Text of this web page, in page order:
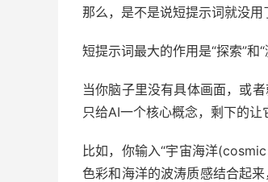
那么，是不是说短提示词就没用
短提示词最大的作用是“探索”和“
当你脑子里没有具体画面，或
只给AI一个核心概念，剩下的让
比如，你输入“宇宙海洋
色彩和海洋的波涛质感结合起